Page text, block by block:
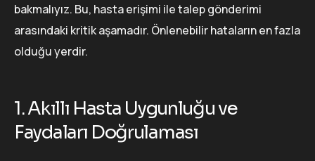
bakmalıyız. Bu, hasta erişimi ile talep gönderimi
arasındaki kritik aşamadır. Önlenebilir hataların en fazla
olduğu yerdir.
1. Akıllı Hasta Uygunluğu ve
Faydaları Doğrulaması